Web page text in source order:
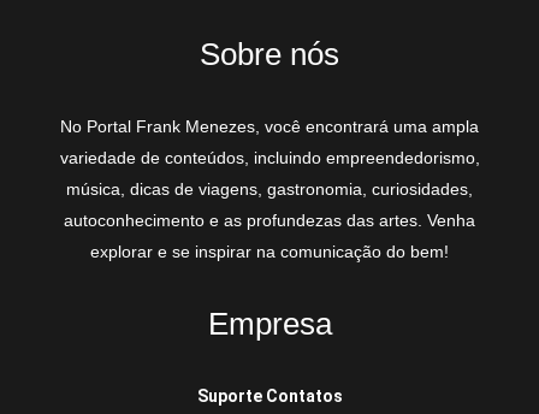
Sobre nós
No Portal Frank Menezes, você encontrará uma ampla
variedade de conteúdos, incluindo empreendedorismo,
música, dicas de viagens, gastronomia, curiosidades,
autoconhecimento e as profundezas das artes. Venha
explorar e se inspirar na comunicação do bem!
Empresa
Suporte Contatos